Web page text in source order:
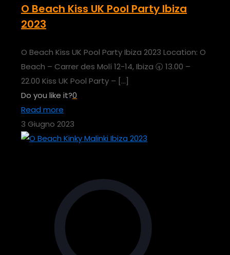
O Beach Kiss UK Pool Party Ibiza
2023
O Beach Kiss UK Pool Party Ibiza 2023 Location: O
Beach – Carrer des Molí 12-14, Ibiza 🕣 13.00 –
22.00 Kiss UK Pool Party – […]
Do you like it?0
Read more
3 Giugno 2023